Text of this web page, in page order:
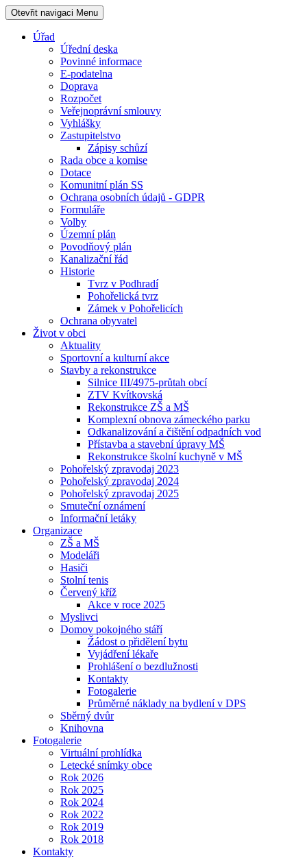
Otevřit navigaci Menu
Úřad
Úřední deska
Povinné informace
E-podatelna
Doprava
Rozpočet
Veřejnoprávní smlouvy
Vyhlášky
Zastupitelstvo
Zápisy schůzí
Rada obce a komise
Dotace
Komunitní plán SS
Ochrana osobních údajů - GDPR
Formuláře
Volby
Územní plán
Povodňový plán
Kanalizační řád
Historie
Tvrz v Podhradí
Pohořelická tvrz
Zámek v Pohořelicích
Ochrana obyvatel
Život v obci
Aktuality
Sportovní a kulturní akce
Stavby a rekonstrukce
Silnice III/4975-průtah obcí
ZTV Kvítkovská
Rekonstrukce ZŠ a MŠ
Komplexní obnova zámeckého parku
Odkanalizování a čištění odpadních vod
Přístavba a stavební úpravy MŠ
Rekonstrukce školní kuchyně v MŠ
Pohořelský zpravodaj 2023
Pohořelský zpravodaj 2024
Pohořelský zpravodaj 2025
Smuteční oznámení
Informační letáky
Organizace
ZŠ a MŠ
Modeláři
Hasiči
Stolní tenis
Červený kříž
Akce v roce 2025
Myslivci
Domov pokojného stáří
Žádost o přidělení bytu
Vyjádření lékaře
Prohlášení o bezdlužnosti
Kontakty
Fotogalerie
Průměrné náklady na bydlení v DPS
Sběrný dvůr
Knihovna
Fotogalerie
Virtuální prohlídka
Letecké snímky obce
Rok 2026
Rok 2025
Rok 2024
Rok 2022
Rok 2019
Rok 2018
Kontakty